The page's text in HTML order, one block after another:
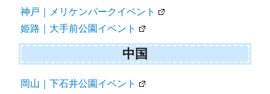
神戸｜メリケンパークイベント
姫路｜大手前公園イベント
中国
岡山｜下石井公園イベント